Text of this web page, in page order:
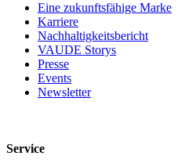
Eine zukunftsfähige Marke
Karriere
Nachhaltigkeitsbericht
VAUDE Storys
Presse
Events
Newsletter
Service